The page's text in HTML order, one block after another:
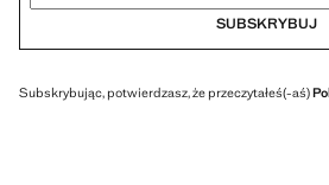
SUBSKRYBUJ
Subskrybując, potwierdzasz, że przeczytałeś(-aś)